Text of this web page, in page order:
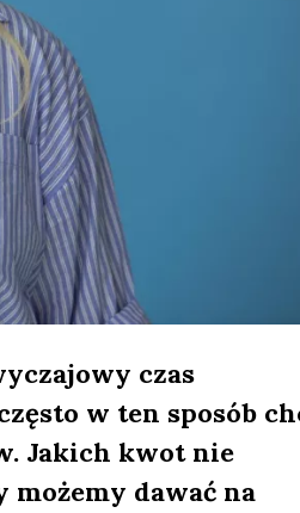
czas
w ten sposób
Jakich kwot nie
możemy dawać na